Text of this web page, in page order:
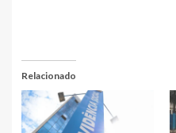
Relacionado